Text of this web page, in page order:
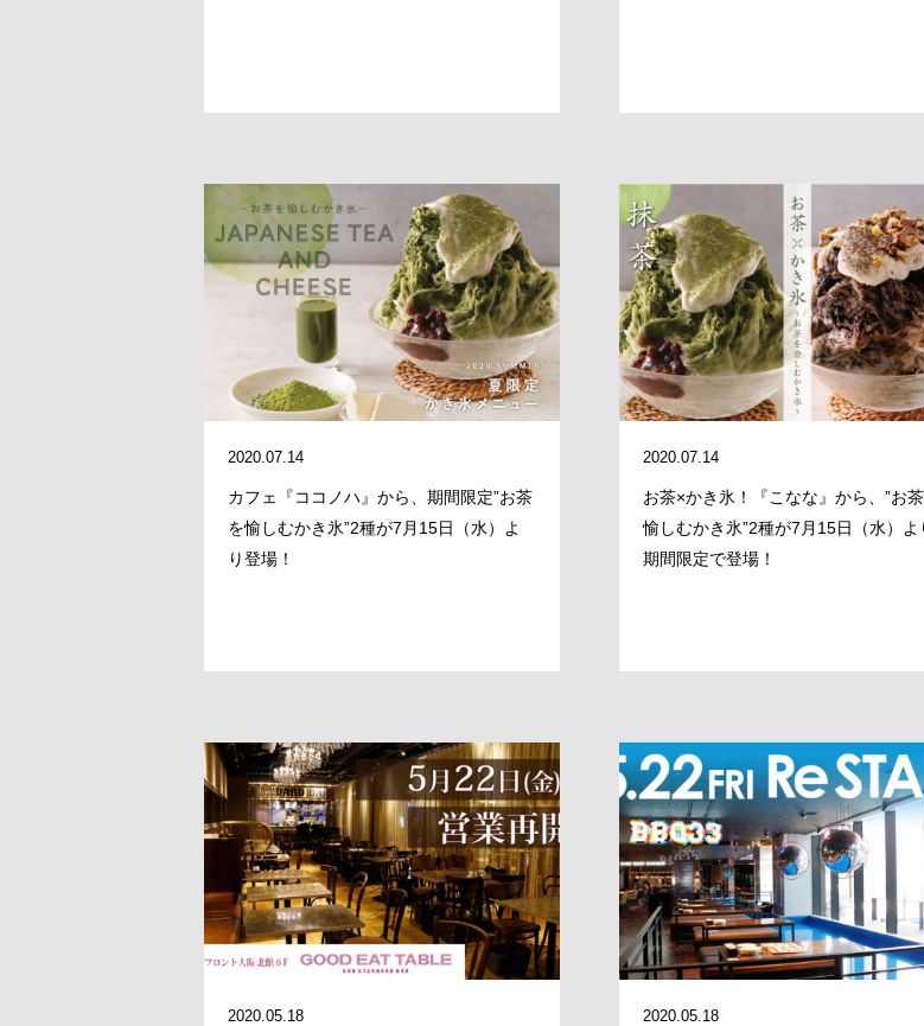
CLOSE
2020.07.14
カフェ『ココノハ』から、期間限定”お茶
を愉しむかき氷”2種が7月15日（水）よ
り登場！
2020.07.14
お茶×かき氷！『こなな』から、”お
愉しむかき氷”2種が7月15日（水）よ
期間限定で登場！
2020.05.18 2020.05.18